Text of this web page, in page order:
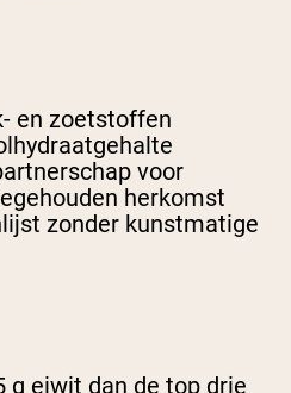
en zoetstoffen
voor
herkomst
zonder kunstmatige
g eiwit dan de top drie